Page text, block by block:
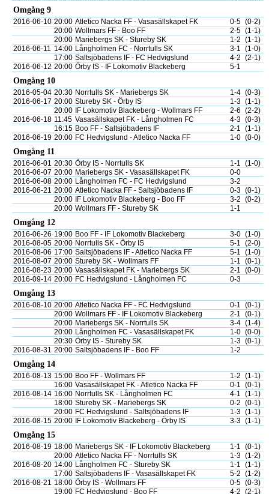
Omgång 9
2016-06-10 20:00 Atletico Nacka FF - Vasasällskapet FK 0-5 (0-2)
20:00 Wollmars FF - Boo FF 2-5 (1-1)
20:00 Mariebergs SK - Stureby SK 1-2 (1-1)
2016-06-11 14:00 Långholmen FC - Norrtulls SK 3-1 (1-0)
17:00 Saltsjöbadens IF - FC Hedvigslund 4-2 (2-1)
2016-06-12 20:00 Örby IS - IF Lokomotiv Blackeberg 5-1
Omgång 10
2016-05-04 20:30 Norrtulls SK - Mariebergs SK 1-4 (0-3)
2016-06-17 20:00 Stureby SK - Örby IS 1-3 (1-1)
20:00
IF Lokomotiv Blackeberg - Wollmars FF 2-6 (2-2)
2016-06-18 11:45 Vasasällskapet FK - Långholmen FC 4-3 (0-3)
16:15 Boo FF - Saltsjöbadens IF 2-1 (1-1)
2016-06-19 20:00 FC Hedvigslund - Atletico Nacka FF 1-0 (0-0)
Omgång 11
2016-06-01 20:30 Örby IS - Norrtulls SK 1-1 (1-0)
2016-06-07 20:00 Mariebergs SK - Vasasällskapet FK
0-0
2016-06-08 20:00 Långholmen FC - FC Hedvigslund
3-2
2016-06-21 20:00 Atletico Nacka FF - Saltsjöbadens IF 0-3 (0-1)
20:00
IF Lokomotiv Blackeberg - Boo FF 3-2 (0-2)
20:00 Wollmars FF - Stureby SK 1-1
Omgång 12
2016-06-26 19:00 Boo FF - IF Lokomotiv Blackeberg 3-0 (1-0)
2016-08-05 20:00 Norrtulls SK - Örby IS 5-1 (2-0)
2016-08-06 17:00 Saltsjöbadens IF - Atletico Nacka FF 5-1 (1-0)
2016-08-07 20:00 Stureby SK - Wollmars FF 1-1 (0-1)
2016-08-23 20:00 Vasasällskapet FK - Mariebergs SK 2-1 (0-0)
2016-09-14 20:00 FC Hedvigslund - Långholmen FC 0-3
Omgång 13
2016-08-10 20:00 Atletico Nacka FF - FC Hedvigslund 0-1 (0-1)
20:00 Wollmars FF - IF Lokomotiv Blackeberg 2-1 (0-1)
20:00 Mariebergs SK - Norrtulls SK 3-4 (1-4)
20:00 Långholmen FC - Vasasällskapet FK 1-0 (0-0)
20:30 Örby IS - Stureby SK 1-3 (0-1)
2016-08-31 20:00 Saltsjöbadens IF - Boo FF 1-2
Omgång 14
2016-08-13 15:00 Boo FF - Wollmars FF 1-2 (1-1)
16:00 Vasasällskapet FK - Atletico Nacka FF 0-1 (0-1)
2016-08-14 16:00 Norrtulls SK - Långholmen FC 4-1 (1-1)
18:00 Stureby SK - Mariebergs SK 0-2 (0-1)
20:00 FC Hedvigslund - Saltsjöbadens IF 1-3 (1-1)
2016-08-15 20:00 IF Lokomotiv Blackeberg - Örby IS 3-3 (1-1)
Omgång 15
2016-08-19 18:00 Mariebergs SK - IF Lokomotiv Blackeberg 1-1 (0-1)
20:00 Atletico Nacka FF - Norrtulls SK 1-3 (1-2)
2016-08-20 14:00 Långholmen FC - Stureby SK 1-1 (1-1)
17:00 Saltsjöbadens IF - Vasasällskapet FK 5-2 (1-2)
2016-08-21 18:00 Örby IS - Wollmars FF 0-5 (0-3)
19:00 FC Hedvigslund - Boo FF 4-2 (2-1)